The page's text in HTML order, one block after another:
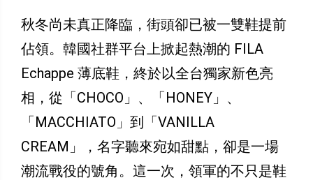
秋冬尚未真正降臨，街頭卻已被一雙鞋提前
佔領。韓國社群平台上掀起熱潮的 FILA
Echappe 薄底鞋，終於以全台獨家新色亮
相，從「CHOCO」、「HONEY」、
「MACCHIATO」到「VANILLA
CREAM」，名字聽來宛如甜點，卻是一場
潮流戰役的號角。這一次，領軍的不只是鞋